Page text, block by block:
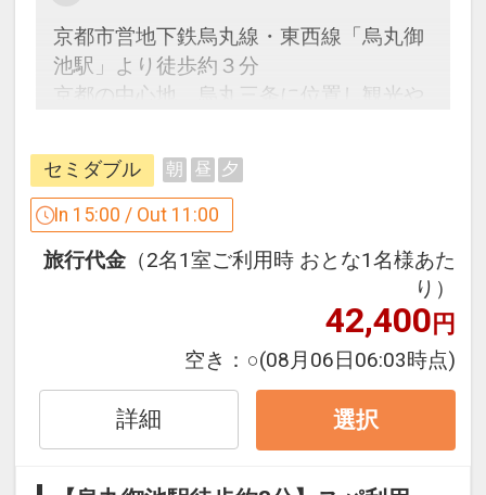
京都市営地下鉄烏丸線・東西線「烏丸御
池駅」より徒歩約３分
京都の中心地、烏丸三条に位置し観光や
「食事なしプラン」と「朝食付プラン」
をご用意しています。
ン」を掲載しています。
の項目でご確認のうえ、予約にお進
設定期間：2026年4月1日～2026年9月
セミダブル 朝 昼 夕
In 15:00 / Out 11:00
旅行代金 （2名1室ご利用時 おとな1名様あた
り）
42,400円
空き： ○(08月06日06:03時点)
詳細 選択